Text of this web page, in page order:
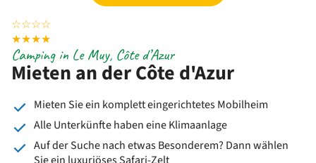
☆☆☆☆
★★★★
Mieten an der Côte d'Azur
Camping in Le Muy, Côte d’Azur
Mieten Sie ein komplett eingerichtetes Mobilheim
Alle Unterkünfte haben eine Klimaanlage
Auf der Suche nach etwas Besonderem? Dann wählen